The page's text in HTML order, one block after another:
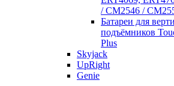
/ CM2546 /
Батареи для
подъёмников
Plus
Skyjack
UpRight
Genie